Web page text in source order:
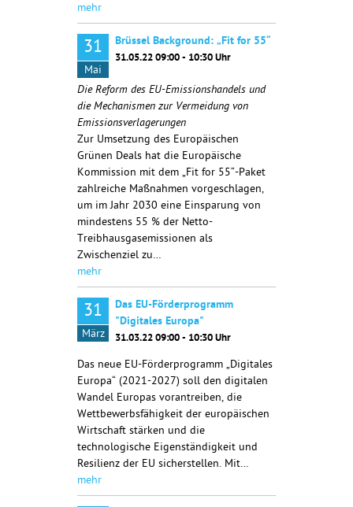
mehr
31
Mai
Brüssel Background: „Fit for 55“
31.05.22 09:00 - 10:30 Uhr
Die Reform des EU-Emissionshandels und
die Mechanismen zur Vermeidung von
Emissionsverlagerungen
Zur Umsetzung des Europäischen
Grünen Deals hat die Europäische
Kommission mit dem „Fit for 55“-Paket
zahlreiche Maßnahmen vorgeschlagen,
um im Jahr 2030 eine Einsparung von
mindestens 55 % der Netto-
Treibhausgasemissionen als
Zwischenziel zu…
mehr
31
März
Das EU-Förderprogramm
"Digitales Europa"
31.03.22 09:00 - 10:30 Uhr
Das neue EU-Förderprogramm „Digitales
Europa“ (2021-2027) soll den digitalen
Wandel Europas vorantreiben, die
Wettbewerbsfähigkeit der europäischen
Wirtschaft stärken und die
technologische Eigenständigkeit und
Resilienz der EU sicherstellen. Mit…
mehr